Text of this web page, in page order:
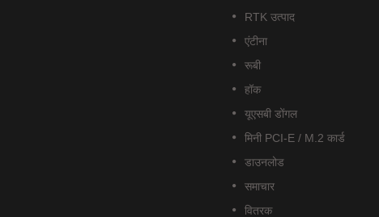
RTK उत्पाद
एंटीना
रूबी
हॉक
यूएसबी डोंगल
मिनी PCI-E / M.2 कार्ड
डाउनलोड
समाचार
वितरक